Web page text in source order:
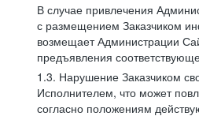
В случае привлечения
с размещением Заказчиком
возмещает Администрации
предъявления
1.3. Нарушение Заказчиком
Исполнителем, что может
согласно положениям